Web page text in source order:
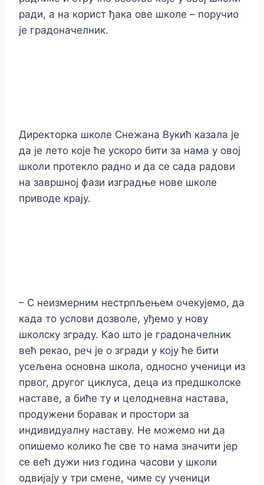
ради, а на корист ђака ове школе – поручио
је градоначелник.
Директорка школе Снежана Вукић казала је
да је лето које ће ускоро бити за нама у овој
школи протекло радно и да се сада радови
на завршној фази изградње нове школе
приводе крају.
– С неизмерним нестрпљењем очекујемо, да
када то услови дозволе, уђемо у нову
школску зграду. Као што је градоначелник
већ рекао, реч је о згради у коју ће бити
усељена основна школа, односно ученици из
првог, другог циклуса, деца из предшколске
наставе, а биће ту и целодневна настава,
продужени боравак и простори за
индивидуалну наставу. Не можемо ни да
опишемо колико ће све то нама значити јер
се већ дужи низ година часови у школи
одвијају у три смене, чиме су ученици